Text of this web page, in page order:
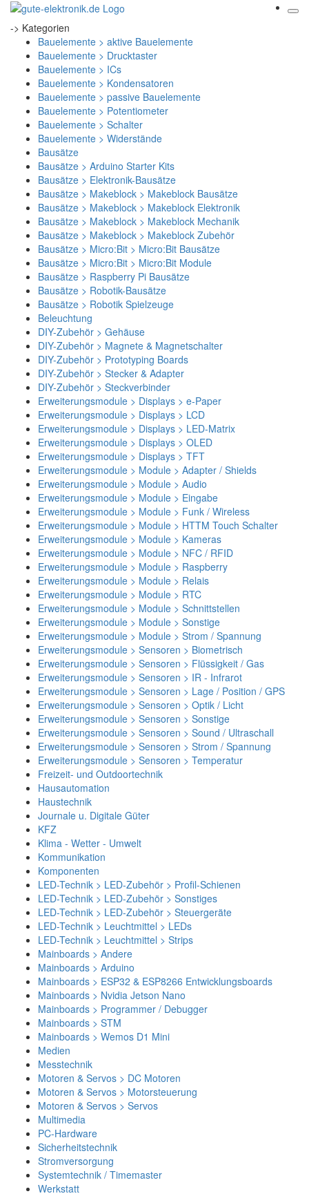
-> Kategorien
Bauelemente > aktive Bauelemente
Bauelemente > Drucktaster
Bauelemente > ICs
Bauelemente > Kondensatoren
Bauelemente > passive Bauelemente
Bauelemente > Potentiometer
Bauelemente > Schalter
Bauelemente > Widerstände
Bausätze
Bausätze > Arduino Starter Kits
Bausätze > Elektronik-Bausätze
Bausätze > Makeblock > Makeblock Bausätze
Bausätze > Makeblock > Makeblock Elektronik
Bausätze > Makeblock > Makeblock Mechanik
Bausätze > Makeblock > Makeblock Zubehör
Bausätze > Micro:Bit > Micro:Bit Bausätze
Bausätze > Micro:Bit > Micro:Bit Module
Bausätze > Raspberry Pi Bausätze
Bausätze > Robotik-Bausätze
Bausätze > Robotik Spielzeuge
Beleuchtung
DIY-Zubehör > Gehäuse
DIY-Zubehör > Magnete & Magnetschalter
DIY-Zubehör > Prototyping Boards
DIY-Zubehör > Stecker & Adapter
DIY-Zubehör > Steckverbinder
Erweiterungsmodule > Displays > e-Paper
Erweiterungsmodule > Displays > LCD
Erweiterungsmodule > Displays > LED-Matrix
Erweiterungsmodule > Displays > OLED
Erweiterungsmodule > Displays > TFT
Erweiterungsmodule > Module > Adapter / Shields
Erweiterungsmodule > Module > Audio
Erweiterungsmodule > Module > Eingabe
Erweiterungsmodule > Module > Funk / Wireless
Erweiterungsmodule > Module > HTTM Touch Schalter
Erweiterungsmodule > Module > Kameras
Erweiterungsmodule > Module > NFC / RFID
Erweiterungsmodule > Module > Raspberry
Erweiterungsmodule > Module > Relais
Erweiterungsmodule > Module > RTC
Erweiterungsmodule > Module > Schnittstellen
Erweiterungsmodule > Module > Sonstige
Erweiterungsmodule > Module > Strom / Spannung
Erweiterungsmodule > Sensoren > Biometrisch
Erweiterungsmodule > Sensoren > Flüssigkeit / Gas
Erweiterungsmodule > Sensoren > IR - Infrarot
Erweiterungsmodule > Sensoren > Lage / Position / GPS
Erweiterungsmodule > Sensoren > Optik / Licht
Erweiterungsmodule > Sensoren > Sonstige
Erweiterungsmodule > Sensoren > Sound / Ultraschall
Erweiterungsmodule > Sensoren > Strom / Spannung
Erweiterungsmodule > Sensoren > Temperatur
Freizeit- und Outdoortechnik
Hausautomation
Haustechnik
Journale u. Digitale Güter
KFZ
Klima - Wetter - Umwelt
Kommunikation
Komponenten
LED-Technik > LED-Zubehör > Profil-Schienen
LED-Technik > LED-Zubehör > Sonstiges
LED-Technik > LED-Zubehör > Steuergeräte
LED-Technik > Leuchtmittel > LEDs
LED-Technik > Leuchtmittel > Strips
Mainboards > Andere
Mainboards > Arduino
Mainboards > ESP32 & ESP8266 Entwicklungsboards
Mainboards > Nvidia Jetson Nano
Mainboards > Programmer / Debugger
Mainboards > STM
Mainboards > Wemos D1 Mini
Medien
Messtechnik
Motoren & Servos > DC Motoren
Motoren & Servos > Motorsteuerung
Motoren & Servos > Servos
Multimedia
PC-Hardware
Sicherheitstechnik
Stromversorgung
Systemtechnik / Timemaster
Werkstatt